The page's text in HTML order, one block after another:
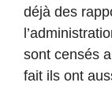
déjà des
sont censés
fait ils ont